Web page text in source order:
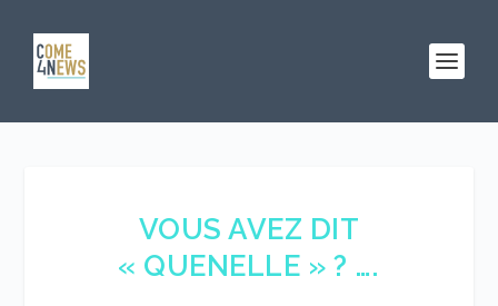
VOUS AVEZ DIT
« QUENELLE » ? ….